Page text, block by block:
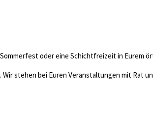
oder eine Schichtfreizeit in Eurem
stehen bei Euren Veranstaltungen mit Rat